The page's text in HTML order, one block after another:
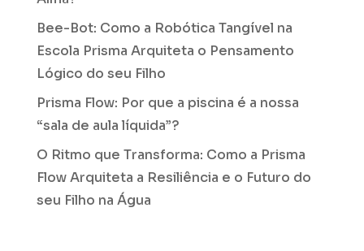
Bee-Bot: Como a Robótica Tangível na
Escola Prisma Arquiteta o Pensamento
Lógico do seu Filho
Prisma Flow: Por que a piscina é a nossa
“sala de aula líquida”?
O Ritmo que Transforma: Como a Prisma
Flow Arquiteta a Resiliência e o Futuro do
seu Filho na Água